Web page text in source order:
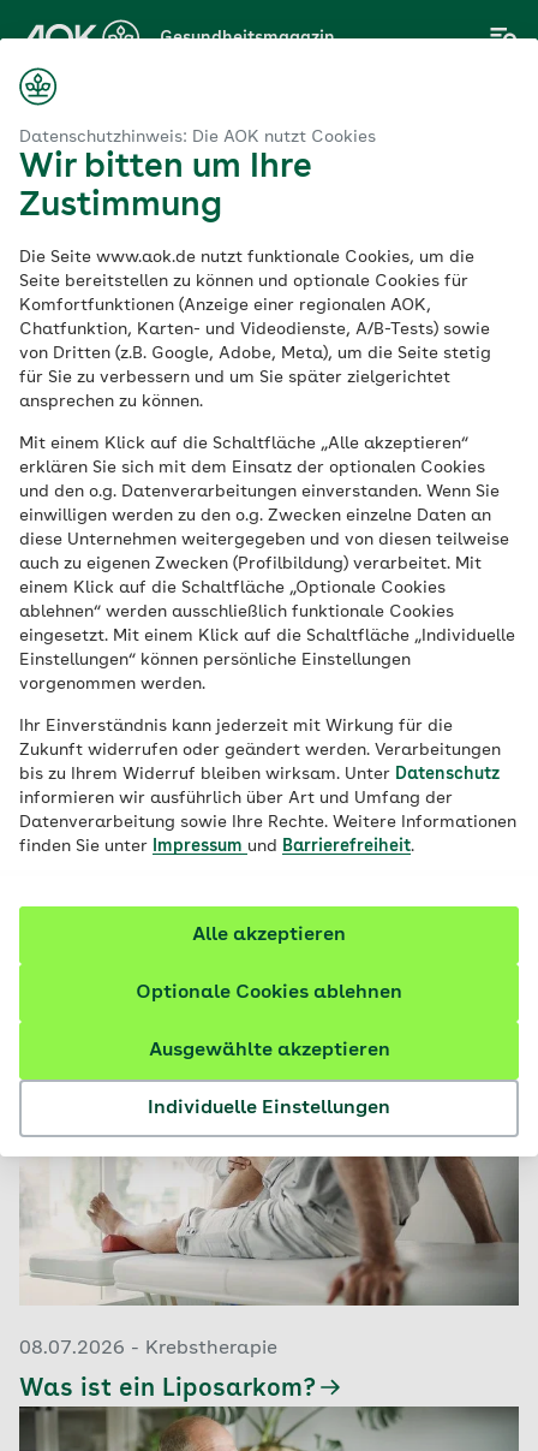
Datenschutzhinweis: Die AOK nutzt Cookies
Wir bitten um Ihre
Zustimmung
Die Seite www.aok.de nutzt funktionale Cookies, um die
Seite bereitstellen zu können und optionale Cookies für
Komfortfunktionen (Anzeige einer regionalen AOK,
Chatfunktion, Karten- und Videodienste, A/B-Tests) sowie
von Dritten (z.B. Google, Adobe, Meta), um die Seite stetig
für Sie zu verbessern und um Sie später zielgerichtet
ansprechen zu können.
Mit einem Klick auf die Schaltfläche „Alle akzeptieren“
erklären Sie sich mit dem Einsatz der optionalen Cookies
und den o.g. Datenverarbeitungen einverstanden. Wenn Sie
einwilligen werden zu den o.g. Zwecken einzelne Daten an
diese Unternehmen weitergegeben und von diesen teilweise
auch zu eigenen Zwecken (Profilbildung) verarbeitet. Mit
einem Klick auf die Schaltfläche „Optionale Cookies
ablehnen“ werden ausschließlich funktionale Cookies
eingesetzt. Mit einem Klick auf die Schaltfläche „Individuelle
Einstellungen“ können persönliche Einstellungen
vorgenommen werden.
Ihr Einverständnis kann jederzeit mit Wirkung für die
Zukunft widerrufen oder geändert werden. Verarbeitungen
bis zu Ihrem Widerruf bleiben wirksam. Unter Datenschutz
informieren wir ausführlich über Art und Umfang der
Datenverarbeitung sowie Ihre Rechte. Weitere Informationen
finden Sie unter
Impressum und Barrierefreiheit.
Individuelle Einstellungen
Ausgewählte akzeptieren
Optionale Cookies ablehnen
Alle akzeptieren
Hauptinhalt
springen
Gesundheitsmagazin
Thema
Krebstherapie
Vulvakrebs: Symptome, Ursachen und
Vulvakrebs ist eine Erkrankung der äußeren
Geschlechtsorgane der Frau. Eine HPV-Impfung kann
vor HPV-bedingten Tumoren und deren Vorstufen
schützen.
59 Artikel zu Krebstherapie
08.07.2026 - Krebstherapie
Was ist ein Liposarkom?